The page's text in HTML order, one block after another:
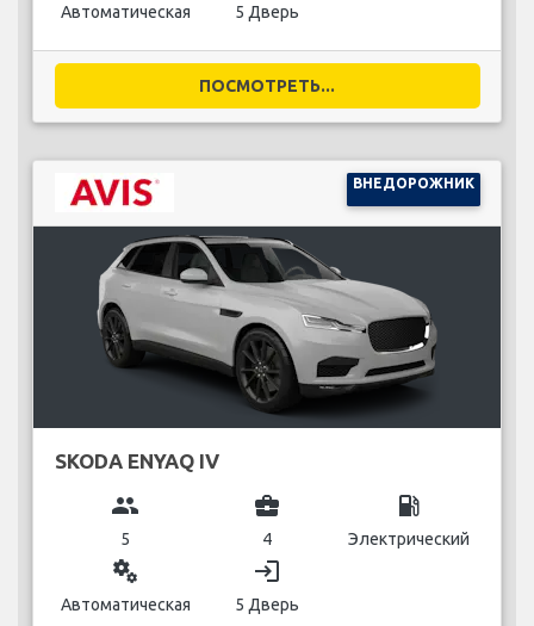
Автоматическая 5 Дверь
ПОСМОТРЕТЬ...
ВНЕДОРОЖНИК
SKODA ENYAQ IV
group
5
business_center
4
local_gas_station
Электрический
miscellaneous_services
Автоматическая
login
5 Дверь